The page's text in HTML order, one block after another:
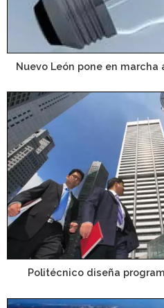
Nuevo León pone en
Politécnico diseña